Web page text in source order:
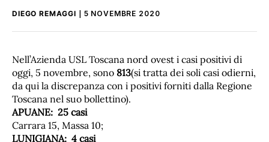
DIEGO REMAGGI 5 NOVEMBRE 2020
Nell’Azienda USL Toscana nord ovest i casi positivi di
oggi, 5 novembre, sono 813(si tratta dei soli casi odierni,
da qui la discrepanza con i positivi forniti dalla Regione
Toscana nel suo bollettino).
APUANE: 25 casi
Carrara 15, Massa 10;
LUNIGIANA: 4 casi